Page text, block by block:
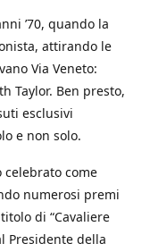
’70, quando la
attirando le
Via Veneto:
Taylor. Ben presto,
esclusivi
e non solo.
celebrato come
numerosi premi
di “Cavaliere
Presidente della